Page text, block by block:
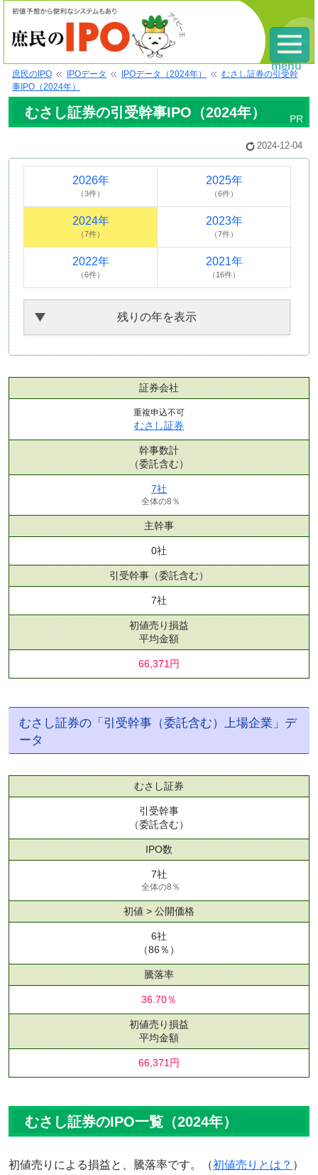
庶民のIPO IPOデータ IPOデータ（2024年）
むさし証券の引受幹
事IPO（2024年）
むさし証券の引受幹事IPO（2024年）
2024-12-04
2026年
（3件）
2025年
（6件）
2024年
（7件）
2023年
（7件）
2022年
（6件）
2021年
（16件）
残りの年を表示
証券会社
重複申込不可
むさし証券
幹事数計
（委託含む）
7社
全体の8％
主幹事
0社
引受幹事 （委託含む）
7社
初値売り損益
平均金額
66,371円
むさし証券の「引受幹事（委託含む）上場企業」デ
ータ
むさし証券
引受幹事
（委託含む）
IPO数
7社
全体の8％
初値 > 公開価格
6社
（86％）
騰落率
36.70％
初値売り損益
平均金額
66,371円
むさし証券のIPO一覧（2024年）
初値売りによる損益と、騰落率です。（初値売りとは？ ）
menu